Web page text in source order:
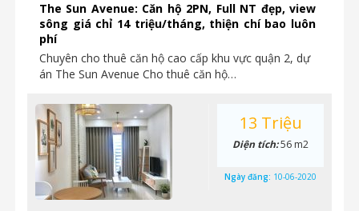
The Sun Avenue: Căn hộ 2PN, Full NT đẹp, view
sông giá chỉ 14 triệu/tháng, thiện chí bao luôn
phí
Chuyên cho thuê căn hộ cao cấp khu vực quận 2, dự
án The Sun Avenue Cho thuê căn hộ…
13 Triệu
Diện tích:56 m2
Ngày đăng: 10-06-2020